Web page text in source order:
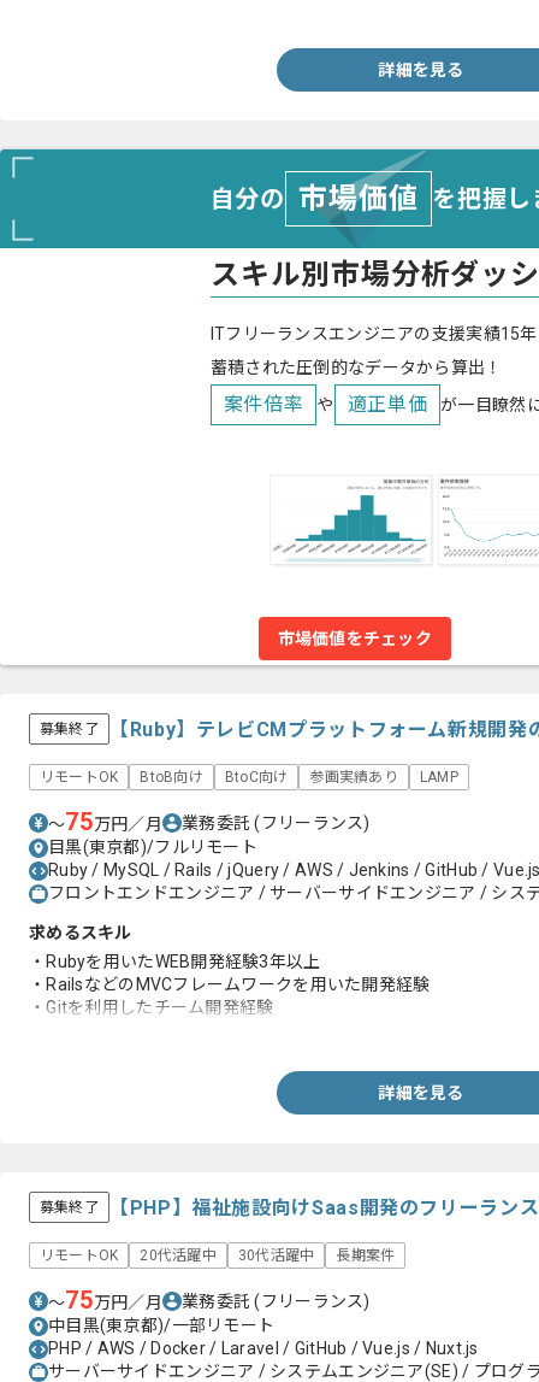
詳細を見る
自分の 市場価値 を把握
スキル別市場分析ダッ
ITフリーランスエンジニアの支援実績15
蓄積された圧倒的なデータから算出！
案件倍率 や 適正単価 が一目瞭然
市場価値をチェック
募集終了 【Ruby】テレビCMプラットフォーム新規開
リモートOK BtoB向け BtoC向け 参画実績あり LAMP
〜75万円／月 業務委託(フリーランス)
目黒(東京都)/フルリモート
Ruby / MySQL / Rails / jQuery / AWS / Jenkins / GitHub /
フロントエンドエンジニア / サーバーサイドエンジニア / シス
求めるスキル
・Rubyを用いたWEB開発経験3年以上
・RailsなどのMVCフレームワークを用いた開発経験
・Gitを利用したチーム開発経験
詳細を見る
募集終了 【PHP】福祉施設向けSaas開発のフリーラン
リモートOK 20代活躍中 30代活躍中 長期案件
〜75万円／月 業務委託(フリーランス)
中目黒(東京都)/一部リモート
PHP / AWS / Docker / Laravel / GitHub / Vue.js / Nuxt.js
サーバーサイドエンジニア / システムエンジニア(SE) / プログ